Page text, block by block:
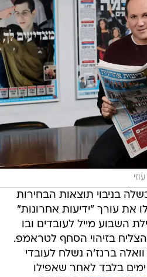
בניבוי תוצאות הבחירות
עורך "ידיעות אחרונות"
השבוע מייל לעובדים ובו
בזיהוי הסחף לטראמפ.
ברנז'ה נשלח לעובדי
בלבד לאחר שאפילו